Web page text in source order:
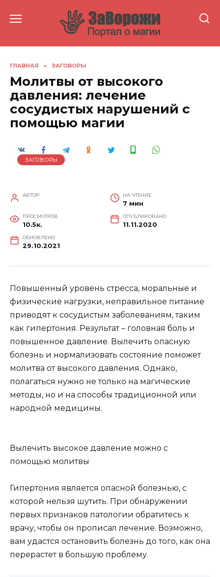
ГЛАВНАЯ » ЗАГОВОРЫ
Молитвы от высокого
давления: лечение
сосудистых нарушений с
помощью магии
ЗАГОВОРЫ
АВТОР НА ЧТЕНИЕ
7 мин
ПРОСМОТРОВ
10.5к.
ОПУБЛИКОВАНО
11.11.2020
ОБНОВЛЕНО
29.10.2021
Повышенный уровень стресса, моральные и
физические нагрузки, неправильное питание
приводят к сосудистым заболеваниям, таким
как гипертония. Результат – головная боль и
повышенное давление. Вылечить опасную
болезнь и нормализовать состояние поможет
молитва от высокого давления. Однако,
полагаться нужно не только на магические
методы, но и на способы традиционной или
народной медицины.
Вылечить высокое давление можно с
помощью молитвы
Гипертония является опасной болезнью, с
которой нельзя шутить. При обнаружении
первых признаков патологии обратитесь к
врачу, чтобы он прописал лечение. Возможно,
вам удастся остановить болезнь до того, как она
перерастет в большую проблему.